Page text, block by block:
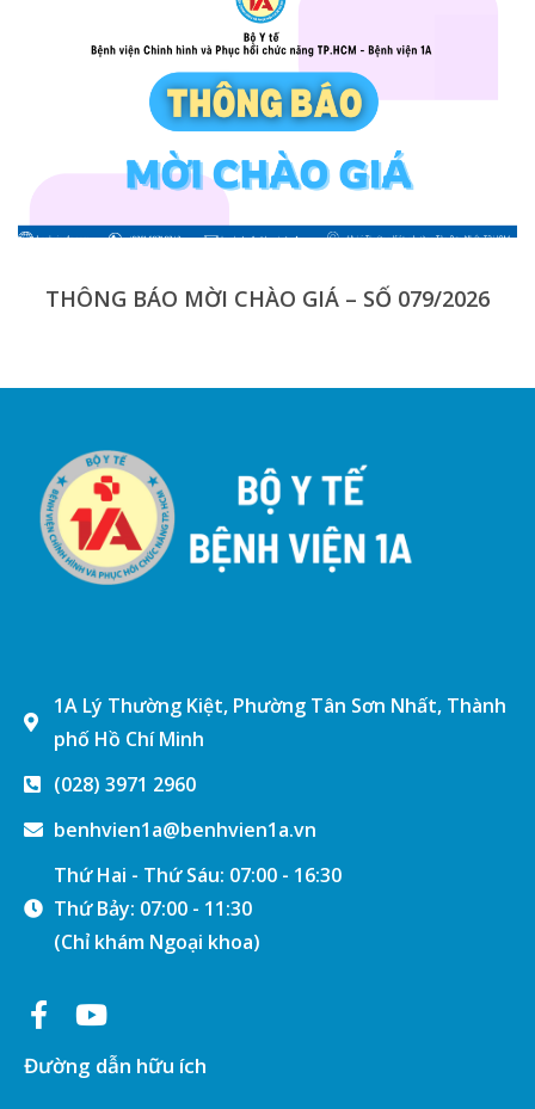
THÔNG BÁO MỜI CHÀO GIÁ – SỐ 079/2026
1A Lý Thường Kiệt, Phường Tân Sơn Nhất, Thành
phố Hồ Chí Minh
(028) 3971 2960
benhvien1a@benhvien1a.vn
Thứ Hai - Thứ Sáu: 07:00 - 16:30
Thứ Bảy: 07:00 - 11:30
(Chỉ khám Ngoại khoa)
Đường dẫn hữu ích